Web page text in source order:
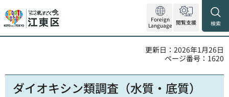
Foreign
Language 閲覧支援 検索
更新日：2026年1月26日
ページ番号：1620
ダイオキシン類調査（水質・底質）